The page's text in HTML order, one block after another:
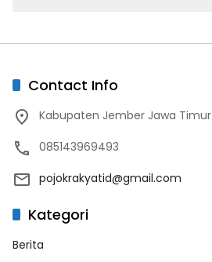
Contact Info
Kabupaten Jember Jawa Timur
085143969493
pojokrakyatid@gmail.com
Kategori
Berita